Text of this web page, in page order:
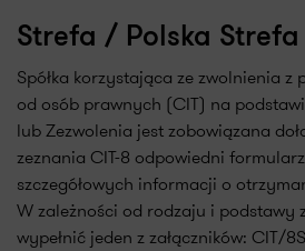
Strefa / Polska
Spółka korzystająca ze zwolnienia
od osób prawnych (CIT) na
lub Zezwolenia jest zobowiązana
zeznania CIT-8 odpowiedni
szczegółowych informacji o
W zależności od rodzaju i podstawy
wypełnić jeden z załączników: CIT/